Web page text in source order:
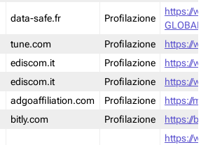
data-safe.fr Profilazione
https://
GLOBAL-
tune.com Profilazione
https://
ediscom.it Profilazione
https://
ediscom.it Profilazione
https://
adgoaffiliation.com Profilazione
https://
bitly.com Profilazione https://
https://